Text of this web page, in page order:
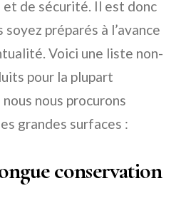
de sécurité. Il est donc
préparés à l’avance
Voici une liste non-
pour la plupart
nous procurons
grandes surfaces :
conservation